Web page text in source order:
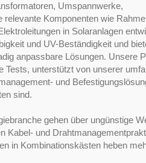
Umspannwerke,
Komponenten wie
in Solaranlagen
und UV-Beständigkeit und
anpassbare Lösungen. Unsere
Tests, unterstützt von unserer
und
sind.
gehen über ungünstige
Kabel- und
in Kombinationskästen heben